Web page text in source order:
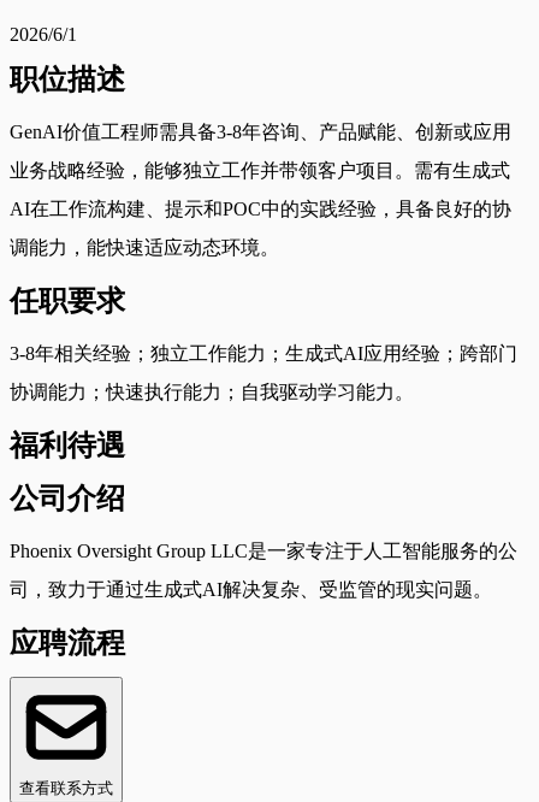
2026/6/1
职位描述
GenAI价值工程师需具备3-8年咨询、产品赋能、创新或应用
业务战略经验，能够独立工作并带领客户项目。需有生成式
AI在工作流构建、提示和POC中的实践经验，具备良好的协
调能力，能快速适应动态环境。
任职要求
3-8年相关经验；独立工作能力；生成式AI应用经验；跨部门
协调能力；快速执行能力；自我驱动学习能力。
福利待遇
公司介绍
Phoenix Oversight Group LLC是一家专注于人工智能服务的公
司，致力于通过生成式AI解决复杂、受监管的现实问题。
应聘流程
查看联系方式